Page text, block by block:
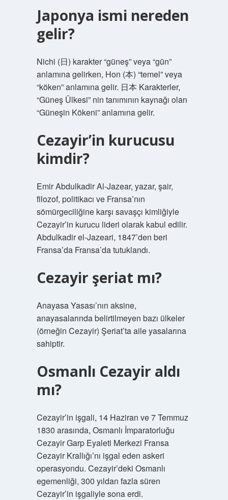
Japonya ismi nereden
gelir?
Nichi (日) karakter “güneş” veya “gün”
anlamına gelirken, Hon (本) “temel” veya
“köken” anlamına gelir. 日本 Karakterler,
“Güneş Ülkesi” nin tanımının kaynağı olan
“Güneşin Kökeni” anlamına gelir.
Cezayir’in kurucusu
kimdir?
Emir Abdulkadir Al-Jazear, yazar, şair,
filozof, politikacı ve Fransa’nın
sömürgeciliğine karşı savaşçı kimliğiyle
Cezayir’in kurucu lideri olarak kabul edilir.
Abdulkadir el-Jazeari, 1847’den beri
Fransa’da Fransa’da tutuklandı.
Cezayir şeriat mı?
Anayasa Yasası’nın aksine,
anayasalarında belirtilmeyen bazı ülkeler
(örneğin Cezayir) Şeriat’ta aile yasalarına
sahiptir.
Osmanlı Cezayir aldı
mı?
Cezayir’in işgali, 14 Haziran ve 7 Temmuz
1830 arasında, Osmanlı İmparatorluğu
Cezayir Garp Eyaleti Merkezi Fransa
Cezayir Krallığı’nı işgal eden askeri
operasyondu. Cezayir’deki Osmanlı
egemenliği, 300 yıldan fazla süren
Cezayir’in işgaliyle sona erdi.